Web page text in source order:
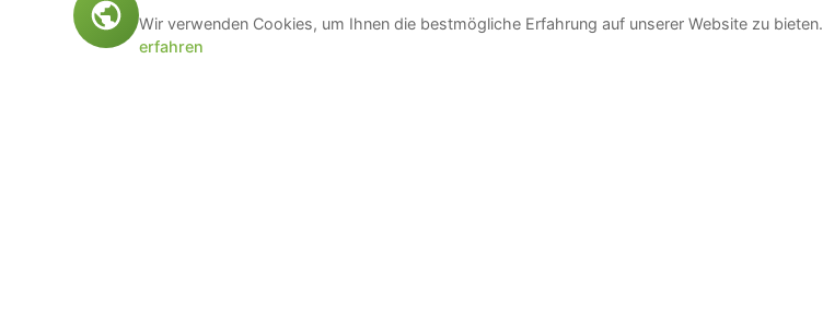
Wir verwenden Cookies, um Ihnen die bestmögliche Erfahrung auf unserer Website zu bieten.
erfahren